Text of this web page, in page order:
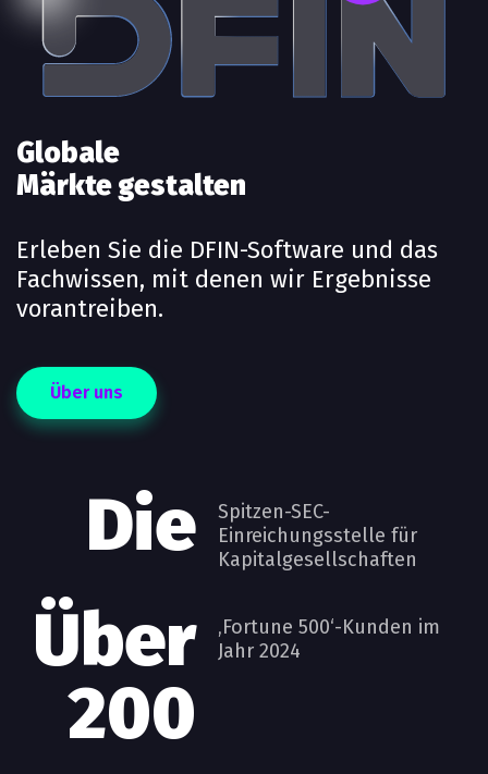
Globale
Märkte gestalten
Erleben Sie die DFIN-Software und das
Fachwissen, mit denen wir Ergebnisse
vorantreiben.
Über uns
Die
Spitzen-SEC-
Einreichungsstelle für
Kapitalgesellschaften
Über
200
‚Fortune 500‘-Kunden im
Jahr 2024